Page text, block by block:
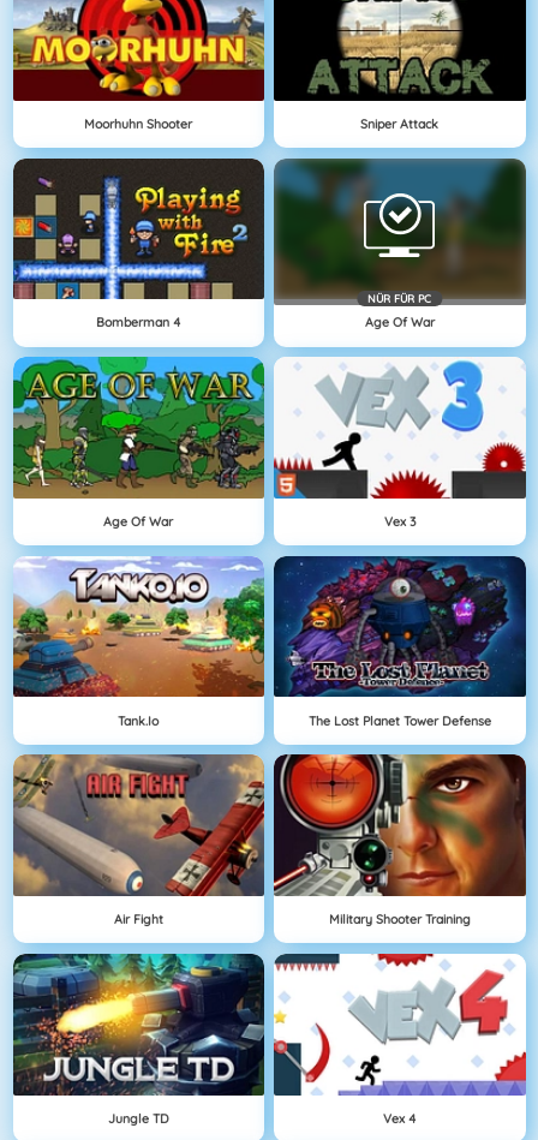
Moorhuhn Shooter Sniper Attack
Bomberman 4
NÜR FÜR PC
Age Of War
Age Of War Vex 3
Tank.io The Lost Planet Tower Defense
Air Fight Military Shooter Training
Jungle TD Vex 4